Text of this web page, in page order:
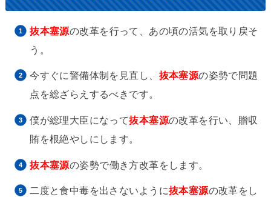
抜本塞源の改革を行って、あの頃の活気を取り戻そ
う。
今すぐに警備体制を見直し、 抜本塞源の姿勢で問題
点を総ざらえするべきです。
僕が総理大臣になって抜本塞源の改革を行い、贈収
賄を根絶やしにします。
抜本塞源の姿勢で働き方改革をします。
二度と食中毒を出さないように抜本塞源の改革をし